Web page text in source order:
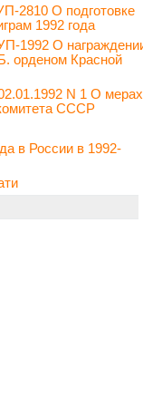
2810 О подготовке
1992 года
1992 О
орденом Красной
N 1 О
СССР
в России в 1992-